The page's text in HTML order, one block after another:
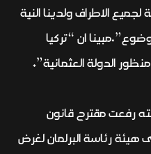
الاطراف ولدينا النية
ان “تركيا
الدولة العثمانية”.
رفعت مقترح قانون
هيئة رئاسة البرلمان لغرض